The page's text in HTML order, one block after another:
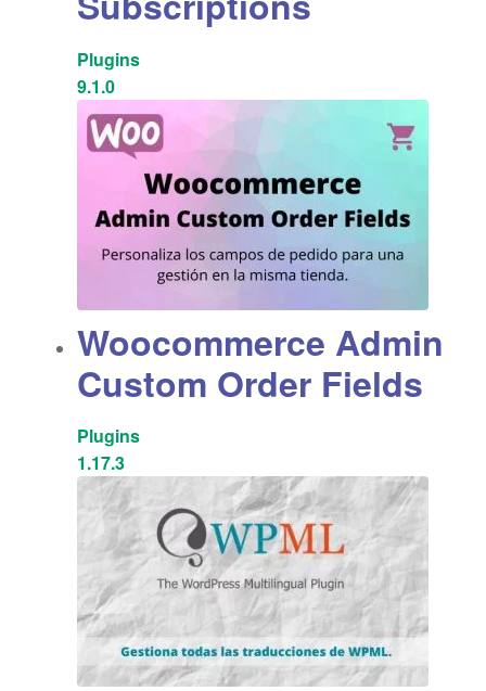
Plugins
9.1.0
Woocommerce Admin
Custom Order Fields
Plugins
1.17.3